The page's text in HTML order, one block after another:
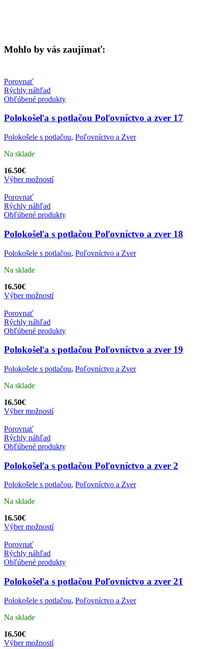
Mohlo by vás zaujímať:
Porovnať
Rýchly náhľad
Obľúbené produkty
Polokošeľa s potlačou Poľovníctvo a zver 17
Polokošele s potlačou, Poľovníctvo a Zver
Na sklade
16.50€
Výber možností
Porovnať
Rýchly náhľad
Obľúbené produkty
Polokošeľa s potlačou Poľovníctvo a zver 18
Polokošele s potlačou, Poľovníctvo a Zver
Na sklade
16.50€
Výber možností
Porovnať
Rýchly náhľad
Obľúbené produkty
Polokošeľa s potlačou Poľovníctvo a zver 19
Polokošele s potlačou, Poľovníctvo a Zver
Na sklade
16.50€
Výber možností
Porovnať
Rýchly náhľad
Obľúbené produkty
Polokošeľa s potlačou Poľovníctvo a zver 2
Polokošele s potlačou, Poľovníctvo a Zver
Na sklade
16.50€
Výber možností
Porovnať
Rýchly náhľad
Obľúbené produkty
Polokošeľa s potlačou Poľovníctvo a zver 21
Polokošele s potlačou, Poľovníctvo a Zver
Na sklade
16.50€
Výber možností